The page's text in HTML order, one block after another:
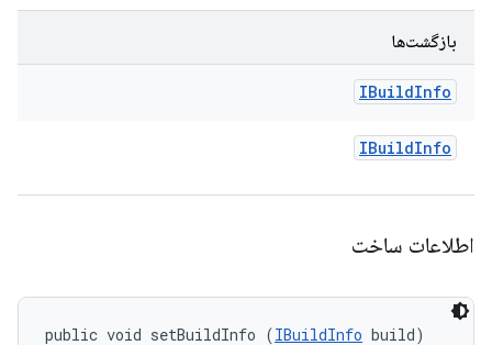
بازگشت‌ها
IBuildInfo
IBuildInfo
اطلاعات ساخت
public void setBuildInfo (IBuildInfo build)